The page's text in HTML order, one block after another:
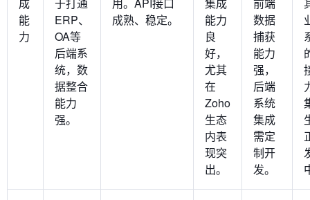
成
能
力
于打通
ERP、
OA等
后端系
统，数
据整合
能力
强。
用。API接口
成熟、稳定。
集成
能力
良
好，
尤其
在
Zoho
生态
内表
现突
出。
前端
数据
捕获
能力
强，
后端
系统
集成
需定
制开
发。